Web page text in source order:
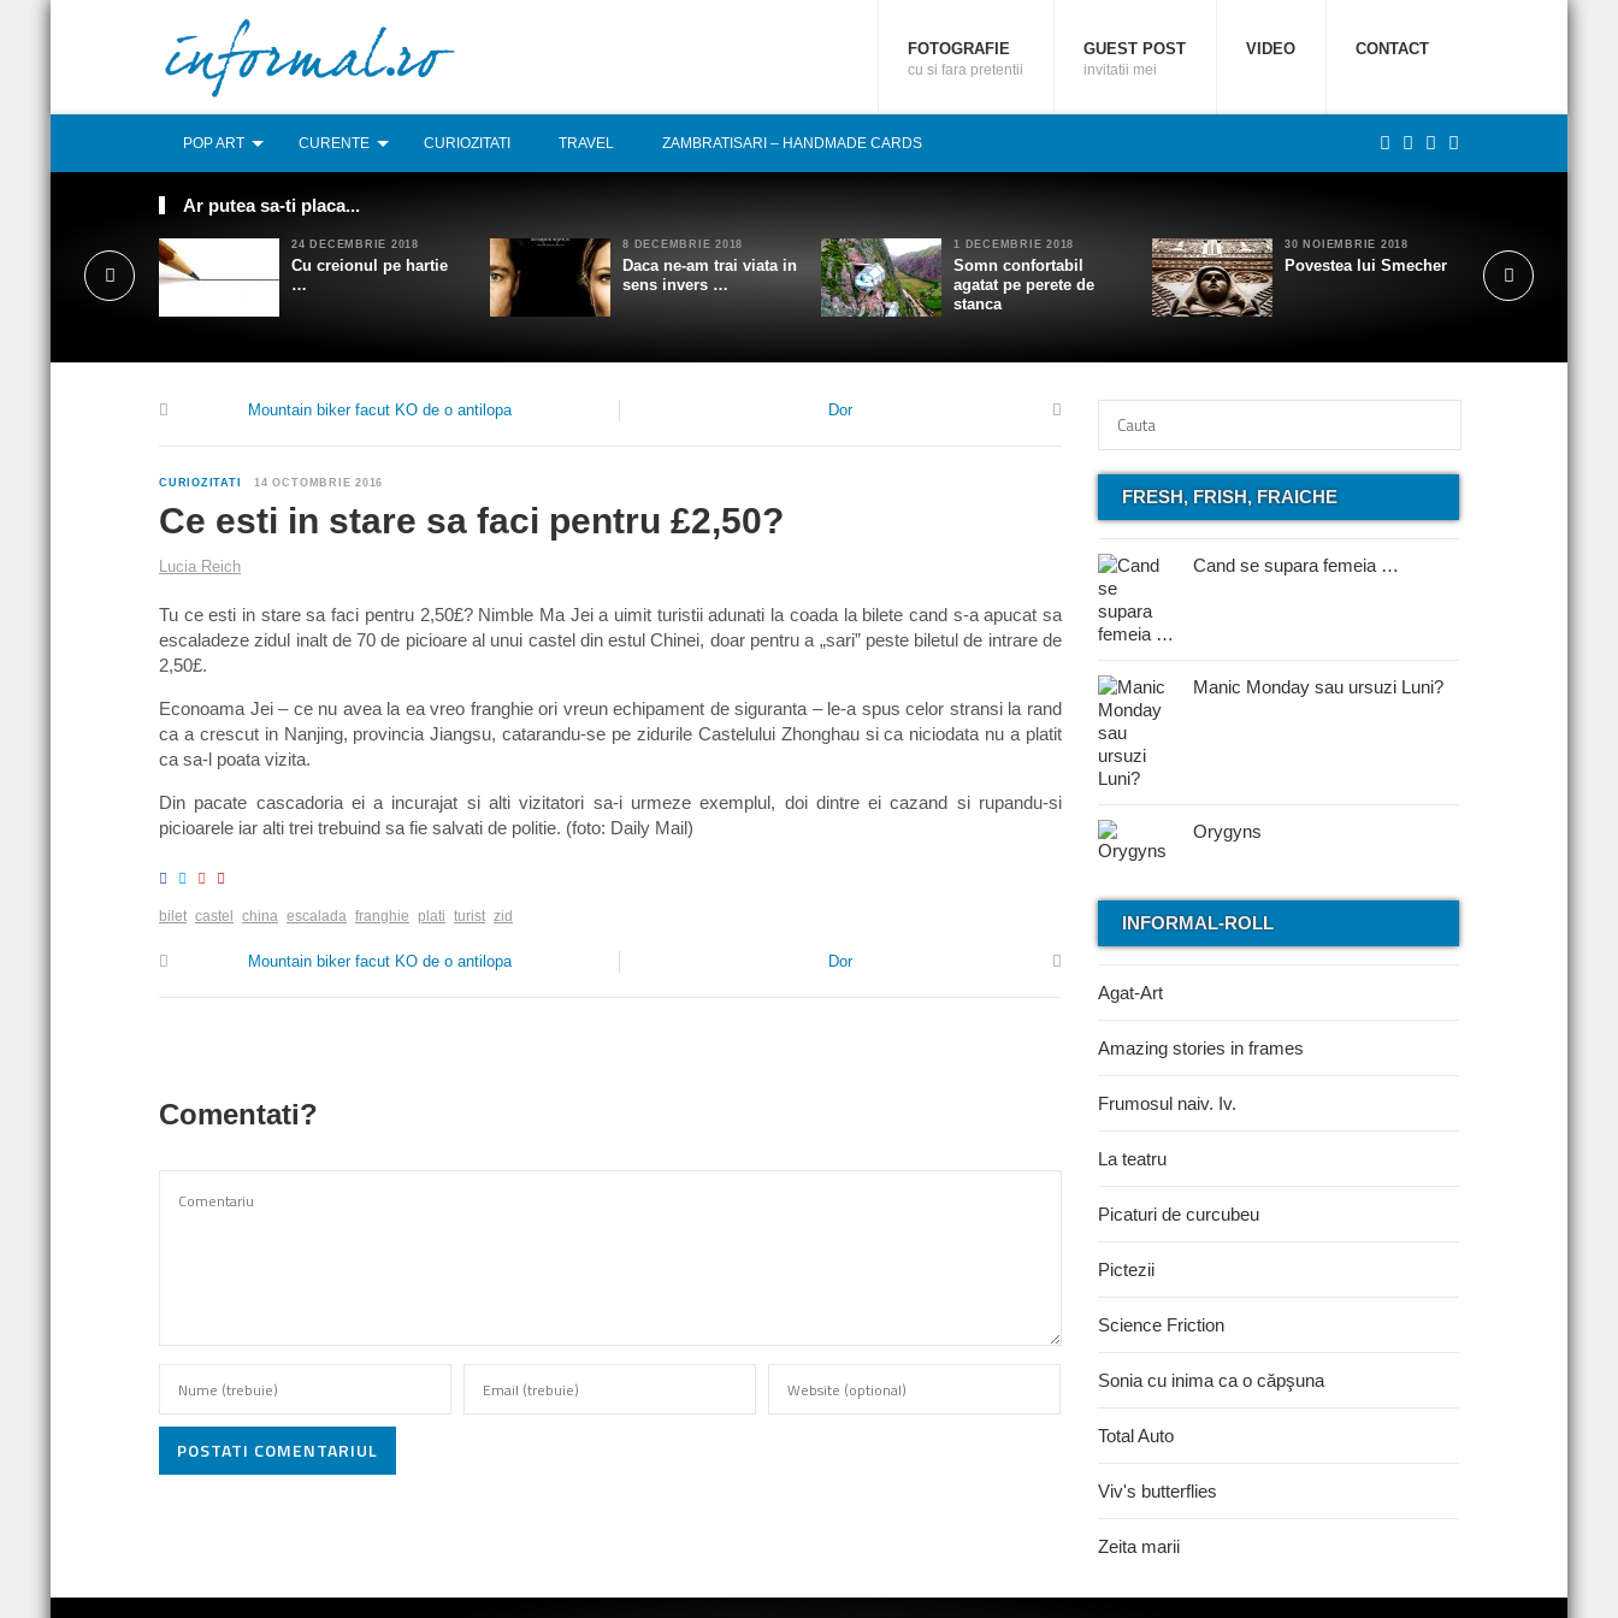
FOTOGRAFIE
cu si fara pretentii
GUEST POST
invitatii mei
VIDEO CONTACT
POP ART CURENTE CURIOZITATI TRAVEL ZAMBRATISARI – HANDMADE CARDS
Ar putea sa-ti placa...
24 DECEMBRIE 2018
Cu creionul pe hartie
…
8 DECEMBRIE 2018
Daca ne-am trai viata in
sens invers …
1 DECEMBRIE 2018
Somn confortabil
agatat pe perete de
stanca
30 NOIEMBRIE 2018
Povestea lui Smecher
Mountain biker facut KO de o antilopa Dor
CURIOZITATI 14 OCTOMBRIE 2016
Ce esti in stare sa faci pentru £2,50?
Lucia Reich
Tu ce esti in stare sa faci pentru 2,50£? Nimble Ma Jei a uimit turistii adunati la coada la bilete cand s-a apucat sa
escaladeze zidul inalt de 70 de picioare al unui castel din estul Chinei, doar pentru a „sari” peste biletul de intrare de
2,50£.
Econoama Jei – ce nu avea la ea vreo franghie ori vreun echipament de siguranta – le-a spus celor stransi la rand
ca a crescut in Nanjing, provincia Jiangsu, catarandu-se pe zidurile Castelului Zhonghau si ca niciodata nu a platit
ca sa-l poata vizita.
Din pacate cascadoria ei a incurajat si alti vizitatori sa-i urmeze exemplul, doi dintre ei cazand si rupandu-si
picioarele iar alti trei trebuind sa fie salvati de politie. (foto: Daily Mail)
bilet castel china escalada franghie plati turist zid
Mountain biker facut KO de o antilopa Dor
Comentati?
POSTATI COMENTARIUL
FRESH, FRISH, FRAICHE
Cand se supara femeia …
Manic Monday sau ursuzi Luni?
Orygyns
INFORMAL-ROLL
Agat-Art
Amazing stories in frames
Frumosul naiv. Iv.
La teatru
Picaturi de curcubeu
Pictezii
Science Friction
Sonia cu inima ca o căpşuna
Total Auto
Viv's butterflies
Zeita marii